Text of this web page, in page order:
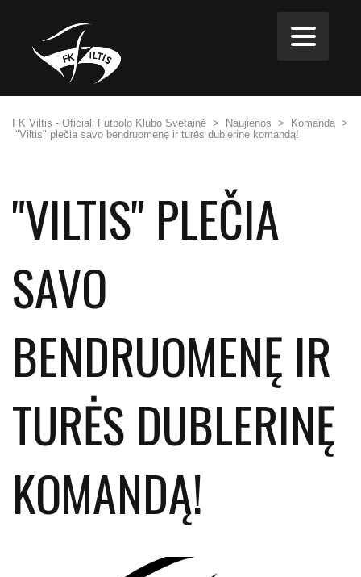
FK Viltis - Oficiali Futbolo Klubo Svetainė > Naujienos > Komanda >
"Viltis" plečia savo bendruomenę ir turės dublerinę komandą!
"VILTIS" PLEČIA
SAVO
BENDRUOMENĘ IR
TURĖS DUBLERINĘ
KOMANDĄ!